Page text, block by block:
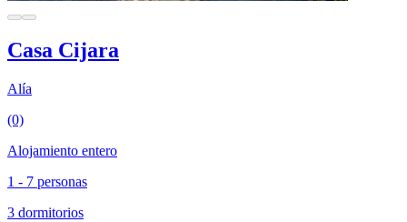
Casa Cijara
Alía
(0)
Alojamiento entero
1 - 7 personas
3 dormitorios